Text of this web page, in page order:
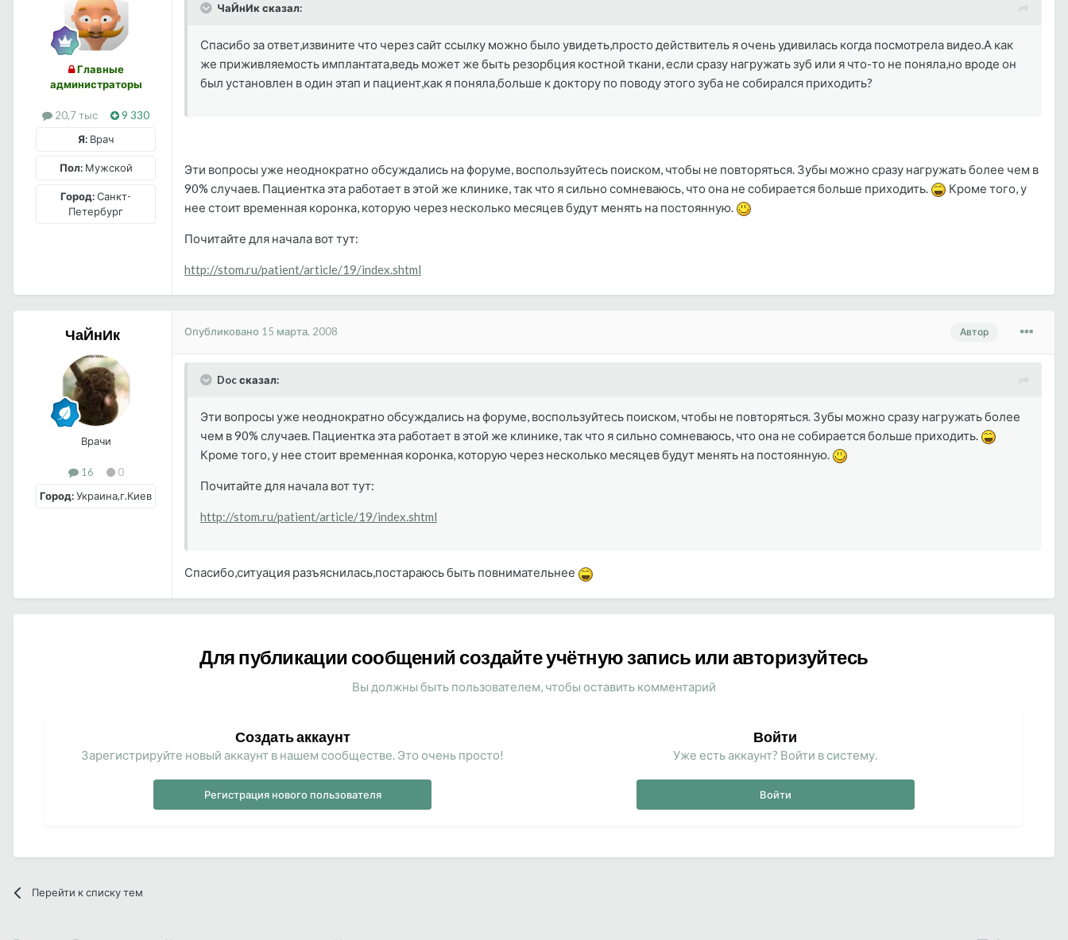
Главные
администраторы
20,7 тыс
9 330
Я: Врач
Пол:Мужской
Город:Санкт-
Петербург
ЧаЙнИк сказал:
Спасибо за ответ,извините что через сайт ссылку можно было увидеть,просто действитель я очень удивилась когда посмотрела видео.А как
же приживляемость имплантата,ведь может же быть резорбция костной ткани, если сразу нагружать зуб или я что-то не поняла,но вроде он
был установлен в один этап и пациент,как я поняла,больше к доктору по поводу этого зуба не собирался приходить?
Эти вопросы уже неоднократно обсуждались на форуме, воспользуйтесь поиском, чтобы не повторяться. Зубы можно сразу нагружать более чем в
90% случаев. Пациентка эта работает в этой же клинике, так что я сильно сомневаюсь, что она не собирается больше приходить.
Кроме того, у
нее стоит временная коронка, которую через несколько месяцев будут менять на постоянную.
Почитайте для начала вот тут:
http://stom.ru/patient/article/19/index.shtml
ЧаЙнИк
Врачи
16
0
Город:Украина,г.Киев
Автор
Опубликовано 15 марта, 2008
Doc сказал:
Эти вопросы уже неоднократно обсуждались на форуме, воспользуйтесь поиском, чтобы не повторяться. Зубы можно сразу нагружать более
чем в 90% случаев. Пациентка эта работает в этой же клинике, так что я сильно сомневаюсь, что она не собирается больше приходить.
Кроме того, у нее стоит временная коронка, которую через несколько месяцев будут менять на постоянную.
Почитайте для начала вот тут:
http://stom.ru/patient/article/19/index.shtml
Спасибо,ситуация разъяснилась,постараюсь быть повнимательнее
Для публикации сообщений создайте учётную запись или авторизуйтесь
Вы должны быть пользователем, чтобы оставить комментарий
Создать аккаунт
Зарегистрируйте новый аккаунт в нашем сообществе. Это очень просто!
Регистрация нового пользователя
Войти
Уже есть аккаунт? Войти в систему.
Войти
Перейти к списку тем